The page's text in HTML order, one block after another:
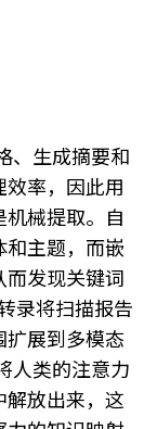
、生成摘要和
率，因此用
械提取。自
和主题，而嵌
发现关键词
录将扫描报告
扩展到多模态
人类的注意力
解放出来，这